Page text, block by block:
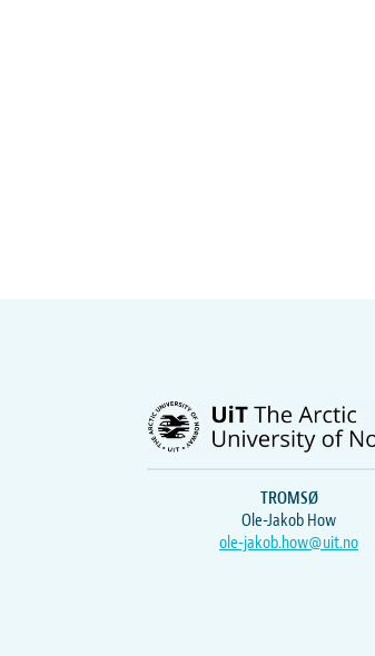
TROMSØ
Ole-Jakob How
ole-jakob.how@uit.no